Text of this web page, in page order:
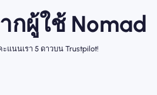
กผู้ใช้ Nomad
แนนเรา 5 ดาวบน Trustpilot!